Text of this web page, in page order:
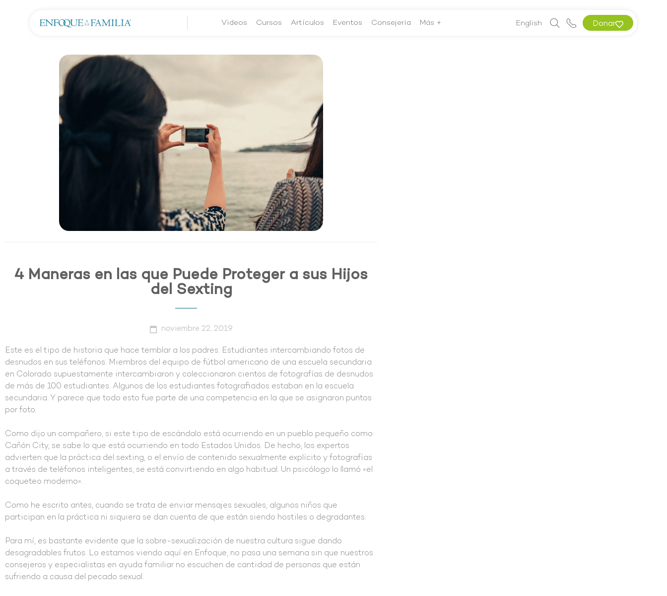
Videos Cursos Artículos Eventos Consejería Más + English Donar
4 Maneras en las que Puede Proteger a sus Hijos
del Sexting
noviembre 22, 2019
Este es el tipo de historia que hace temblar a los padres: Estudiantes intercambiando fotos de
desnudos en sus teléfonos. Miembros del equipo de fútbol americano de una escuela secundaria
en Colorado supuestamente intercambiaron y coleccionaron cientos de fotografías de desnudos
de más de 100 estudiantes. Algunos de los estudiantes fotografiados estaban en la escuela
secundaria. Y parece que todo esto fue parte de una competencia en la que se asignaron puntos
por foto.
Como dijo un compañero, si este tipo de escándalo está ocurriendo en un pueblo pequeño como
Cañón City, se sabe lo que está ocurriendo en todo Estados Unidos. De hecho, los expertos
advierten que la práctica del sexting, o el envío de contenido sexualmente explícito y fotografías
a través de teléfonos inteligentes, se está convirtiendo en algo habitual. Un psicólogo lo llamó «el
coqueteo moderno».
Como he escrito antes, cuando se trata de enviar mensajes sexuales, algunos niños que
participan en la práctica ni siquiera se dan cuenta de que están siendo hostiles o degradantes.
Para mí, es bastante evidente que la sobre-sexualización de nuestra cultura sigue dando
desagradables frutos. Lo estamos viendo aquí en Enfoque, no pasa una semana sin que nuestros
consejeros y especialistas en ayuda familiar no escuchen de cantidad de personas que están
sufriendo a causa del pecado sexual.